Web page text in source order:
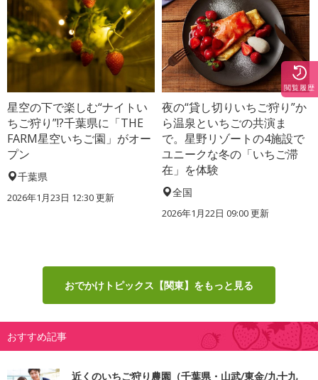
星空の下で楽しむ“ナイトい
ちご狩り”!?千葉県に「THE
FARM星空いちご園」がオー
プン
千葉県
2026年1月23日 12:30 更新
夜の“貸し切りいちご狩り”か
ら温泉といちごの共演ま
で。星野リゾートの4施設で
ユニークな冬の「いちご滞
在」を体験
全国
2026年1月22日 09:00 更新
おでかけトピックス【関東】をもっと見る
おすすめ記事
近くのいちご狩り農園（千葉県・山武/東金/九十九
閲覧履歴